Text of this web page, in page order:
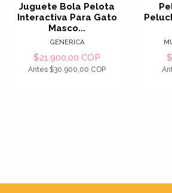
Juguete Bola Pelota
Interactiva Para Gato
Masco...
GENERICA
$21.900,00 COP
Antes $30.900,00 COP